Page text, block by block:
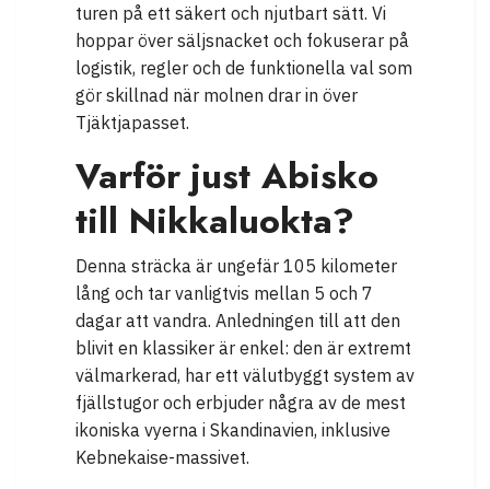
turen på ett säkert och njutbart sätt. Vi
hoppar över säljsnacket och fokuserar på
logistik, regler och de funktionella val som
gör skillnad när molnen drar in över
Tjäktjapasset.
Varför just Abisko
till Nikkaluokta?
Denna sträcka är ungefär 105 kilometer
lång och tar vanligtvis mellan 5 och 7
dagar att vandra. Anledningen till att den
blivit en klassiker är enkel: den är extremt
välmarkerad, har ett välutbyggt system av
fjällstugor och erbjuder några av de mest
ikoniska vyerna i Skandinavien, inklusive
Kebnekaise-massivet.